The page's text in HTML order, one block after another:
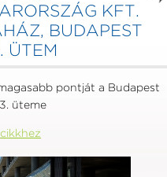
KFT.
BUDAPEST
ÜTEM
pontját a Budapest
üteme
cikkhez